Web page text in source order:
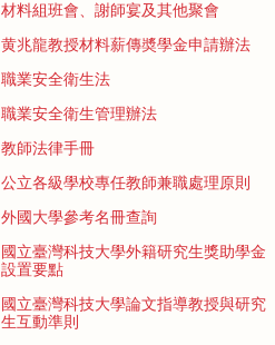
材料組班會、謝師宴及其他聚會
黄兆龍教授材料薪傳奬學金申請辦法
職業安全衛生法
職業安全衛生管理辦法
教師法律手冊
公立各級學校專任教師兼職處理原則
外國大學參考名冊查詢
國立臺灣科技大學外籍研究生獎助學金
設置要點
國立臺灣科技大學論文指導教授與研究
生互動準則